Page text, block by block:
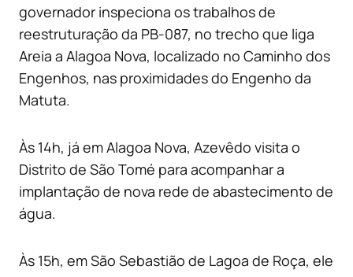
governador inspeciona os trabalhos de
reestruturação da PB-087, no trecho que liga
Areia a Alagoa Nova, localizado no Caminho dos
Engenhos, nas proximidades do Engenho da
Matuta.
Às 14h, já em Alagoa Nova, Azevêdo visita o
Distrito de São Tomé para acompanhar a
implantação de nova rede de abastecimento de
água.
Às 15h, em São Sebastião de Lagoa de Roça, ele